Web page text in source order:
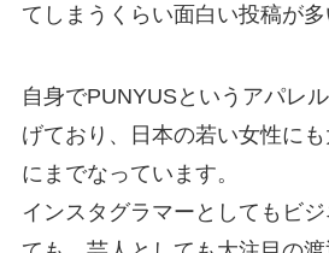
てしまうくらい面白い投稿が多
自身でPUNYUSというアパレ
げており、日本の若い女性に
にまでなっています。
インスタグラマーとしてもビ